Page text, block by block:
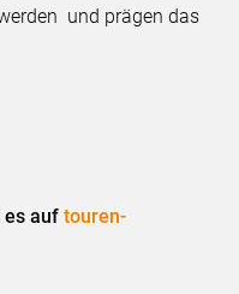
und prägen das
es auftouren-